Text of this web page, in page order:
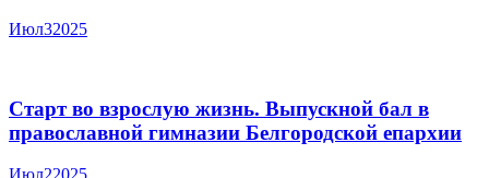
Июл32025
Старт во взрослую жизнь. Выпускной бал в
православной гимназии Белгородской епархии